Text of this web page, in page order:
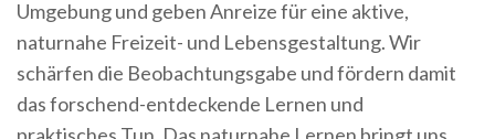
Umgebung und geben Anreize für eine aktive,
naturnahe Freizeit- und Lebensgestaltung. Wir
schärfen die Beobachtungsgabe und fördern damit
das forschend-entdeckende Lernen und